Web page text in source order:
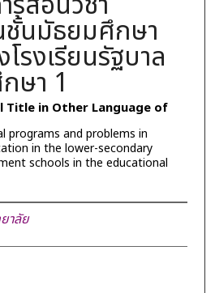
นมัธยมศึกษา
รงเรียนรัฐบาล
ษา 1
Title in Other Language of
programs and problems in
in the lower-secondary
schools in the educational
าลัย